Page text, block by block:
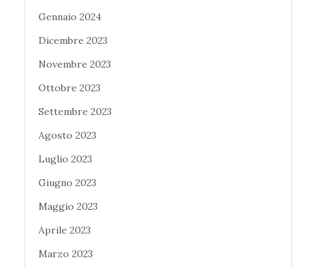
Gennaio 2024
Dicembre 2023
Novembre 2023
Ottobre 2023
Settembre 2023
Agosto 2023
Luglio 2023
Giugno 2023
Maggio 2023
Aprile 2023
Marzo 2023